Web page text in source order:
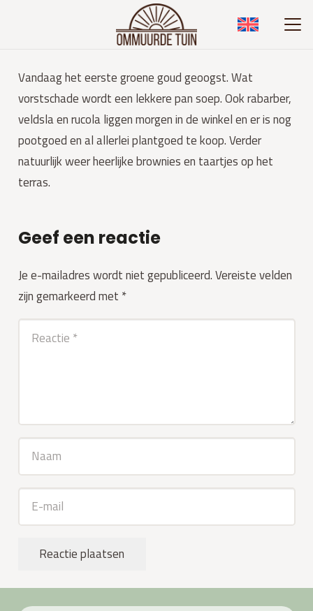
Vandaag het eerste groene goud geoogst. Wat
vorstschade wordt een lekkere pan soep. Ook rabarber,
veldsla en rucola liggen morgen in de winkel en er is nog
pootgoed en al allerlei plantgoed te koop. Verder
natuurlijk weer heerlijke brownies en taartjes op het
terras.
Geef een reactie
Je e-mailadres wordt niet gepubliceerd.Vereiste velden
zijn gemarkeerd met *
Reactie plaatsen